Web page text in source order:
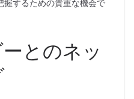
握するための貴重な機会で
とのネッ